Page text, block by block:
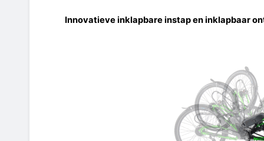
Innovatieve inklapbare instap en inklapbaar